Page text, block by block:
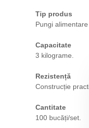
Tip produs
Pungi
Capacitate
3 kilograme.
Rezistență
Construcție
Cantitate
100 bucăți/set.